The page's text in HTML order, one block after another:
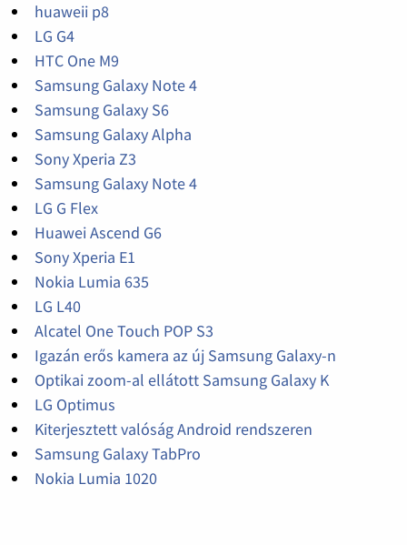
huaweii p8
LG G4
HTC One M9
Samsung Galaxy Note 4
Samsung Galaxy S6
Samsung Galaxy Alpha
Sony Xperia Z3
Samsung Galaxy Note 4
LG G Flex
Huawei Ascend G6
Sony Xperia E1
Nokia Lumia 635
LG L40
Alcatel One Touch POP S3
Igazán erős kamera az új Samsung Galaxy-n
Optikai zoom-al ellátott Samsung Galaxy K
LG Optimus
Kiterjesztett valóság Android rendszeren
Samsung Galaxy TabPro
Nokia Lumia 1020